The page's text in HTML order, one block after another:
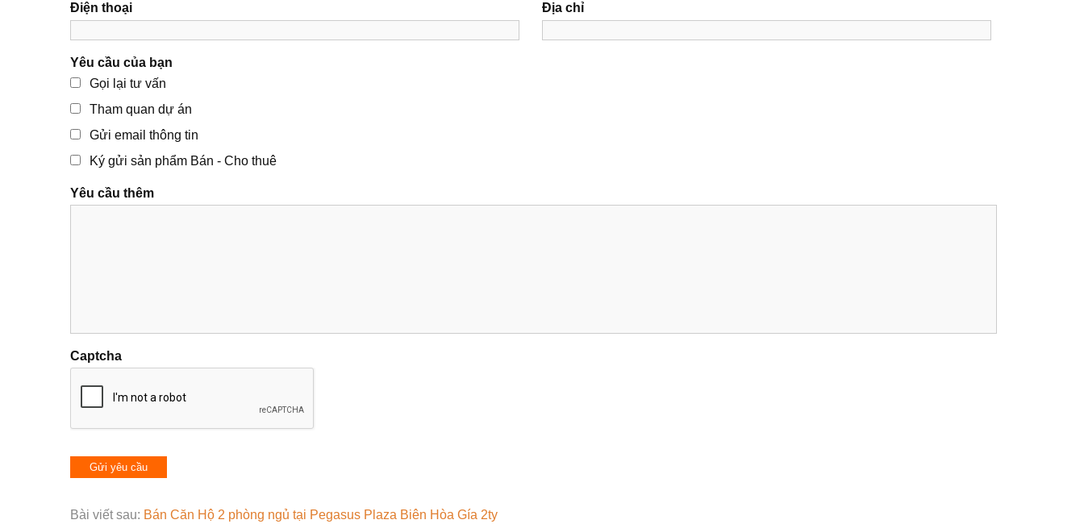
Điện thoại Địa chỉ
Yêu cầu của bạn
Gọi lại tư vấn
Tham quan dự án
Gửi email thông tin
Ký gửi sản phẩm Bán - Cho thuê
Yêu cầu thêm
Captcha
Bài viết sau: Bán Căn Hộ 2 phòng ngủ tại Pegasus Plaza Biên Hòa Gía 2ty